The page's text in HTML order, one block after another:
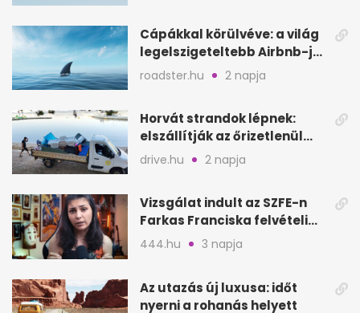
Cápákkal körülvéve: a világ
legelszigeteltebb Airbnb-je
a nyílt tengeren
roadster.hu 2 napja
Horvát strandok lépnek:
elszállítják az őrizetlenül
hagyott törölközőket
drive.hu 2 napja
Vizsgálat indult az SZFE-n
Farkas Franciska felvételi
videója után
444.hu 3 napja
Az utazás új luxusa: időt
nyerni a rohanás helyett